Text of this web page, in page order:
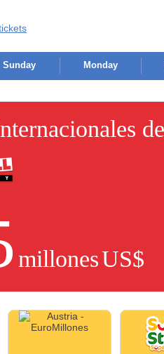
Sunday Monday
millonesUS$